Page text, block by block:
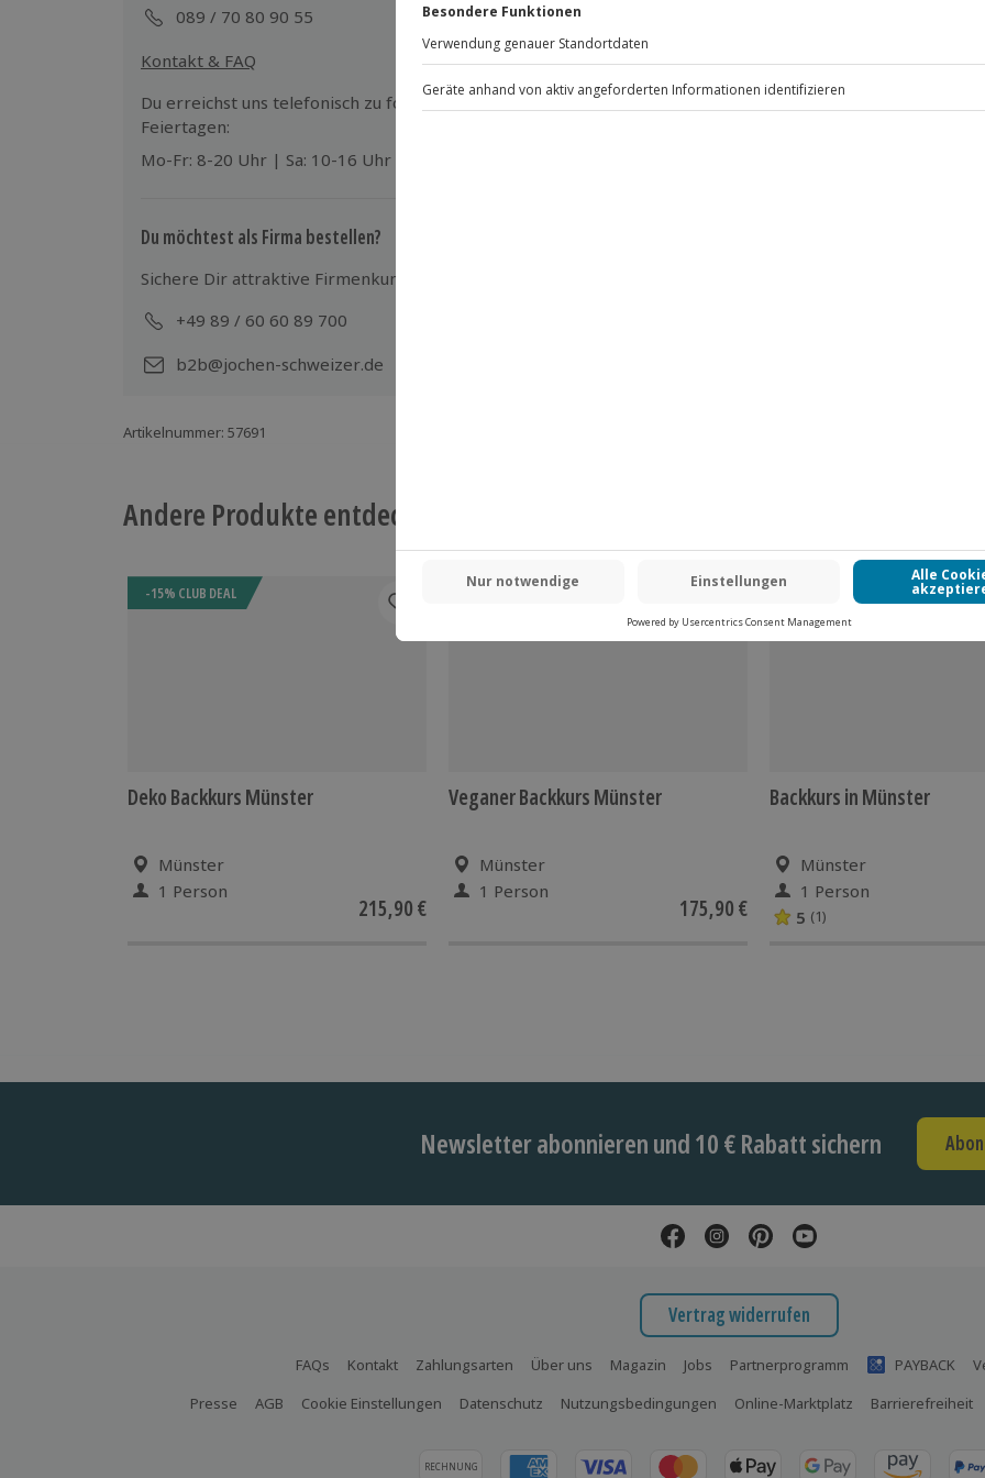
Gruppengröße: 5-8 Personen
089 / 70 80 90 55
Kontakt & FAQ
Jochen Schweizer
Mühldorfstraße 8
81671
Du erreichst uns telefonisch zu folgenden Zeiten, außer an bundesweiten
Feiertagen:
Mo-Fr: 8-20 Uhr | Sa: 10-16 Uhr
Du möchtest als Firma bestellen?
Sichere Dir attraktive Firmenkunden Vorteile.
+49 89 / 60 60 89 700
b2b@jochen-schweizer.de
Artikelnummer: 57691
Andere Produkte entdecken
-15% CLUB DEAL
Deko Backkurs Münster
Münster
1 Person
215,90 €
Veganer Backkurs Münster
Münster
1 Person
175,90 €
-15% CLUB DEAL
Backkurs in Münster
Münster
1 Person
5 (1)
Newsletter abonnieren und 10 € Rabatt sichern
Vertrag widerrufen
FAQs Kontakt Zahlungsarten Über uns Magazin Jobs Partnerprogramm PAYBACK
Presse
AGB Cookie Einstellungen Datenschutz Nutzungsbedingungen Online-Marktplatz Barrierefreiheit
RECHNUNG